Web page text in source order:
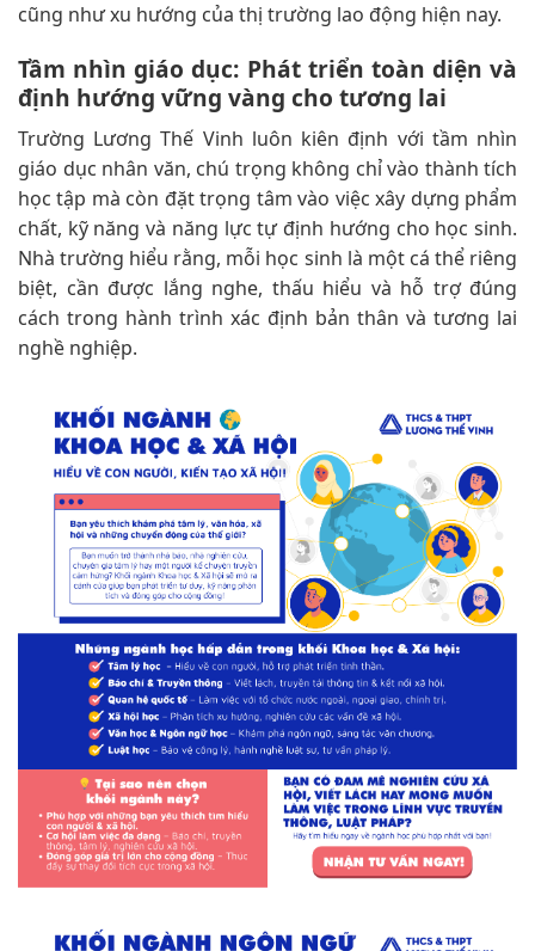
cũng như xu hướng của thị trường lao động hiện nay.
Tầm nhìn giáo dục: Phát triển toàn diện và
định hướng vững vàng cho tương lai
Trường Lương Thế Vinh luôn kiên định với tầm nhìn
giáo dục nhân văn, chú trọng không chỉ vào thành tích
học tập mà còn đặt trọng tâm vào việc xây dựng phẩm
chất, kỹ năng và năng lực tự định hướng cho học sinh.
Nhà trường hiểu rằng, mỗi học sinh là một cá thể riêng
biệt, cần được lắng nghe, thấu hiểu và hỗ trợ đúng
cách trong hành trình xác định bản thân và tương lai
nghề nghiệp.